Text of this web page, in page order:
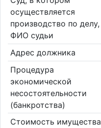
осуществляется
производство по делу,
ФИО судьи
Адрес должника
Процедура
экономической
несостоятельности
(банкротства)
Стоимость имущества